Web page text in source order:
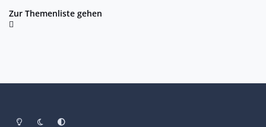
Zur Themenliste gehen
Heller ModusDunkler Modus
Systemeinstellung